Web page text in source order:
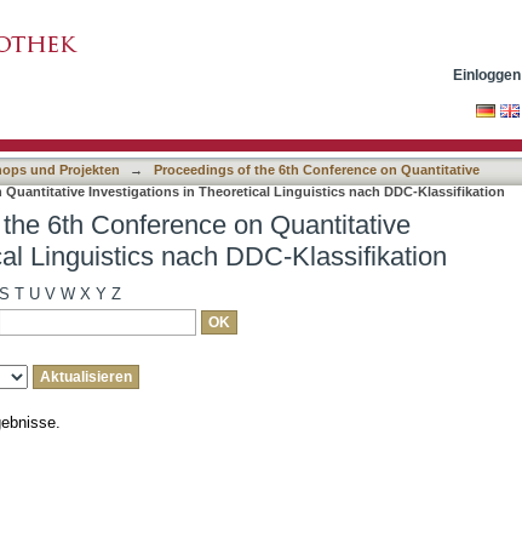
Einloggen
und Projekten →
Proceedings of the 6th Conference on Quantitative
Investigations in Theoretical Linguistics nach DDC-Klassifikation
6th Conference on Quantitative
Linguistics nach DDC-Klassifikation
S T U V W X Y Z